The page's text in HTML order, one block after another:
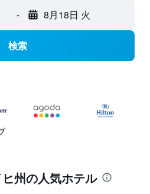
- 8月18日 火
検索
州の人気ホテル